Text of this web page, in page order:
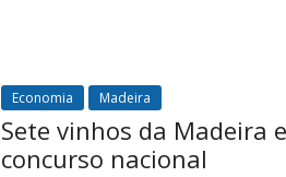
Economia Madeira
Sete vinhos da Madeira
concurso nacional